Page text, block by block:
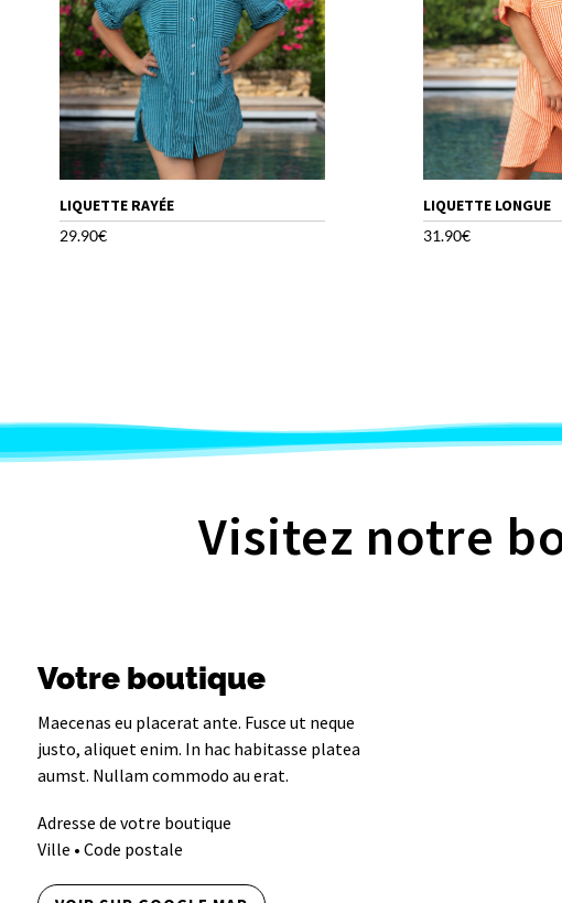
LIQUETTE RAYÉE
29.90€
LIQUETTE LONGUE
31.90€
Visitez notre
Votre boutique
Maecenas eu placerat ante. Fusce ut neque
justo, aliquet enim. In hac habitasse platea
aumst. Nullam commodo au erat.
Adresse de votre boutique
Ville • Code postale